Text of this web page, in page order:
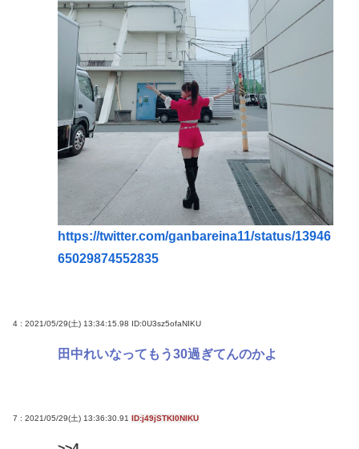
https://twitter.com/ganbareina11/status/13946
65029874552835
4 : 2021/05/29(土) 13:34:15.98 ID:0U3sz5ofaNIKU
田中れいなってもう30過ぎてんのかよ
7 : 2021/05/29(土) 13:36:30.91 ID:j49jSTKI0NIKU